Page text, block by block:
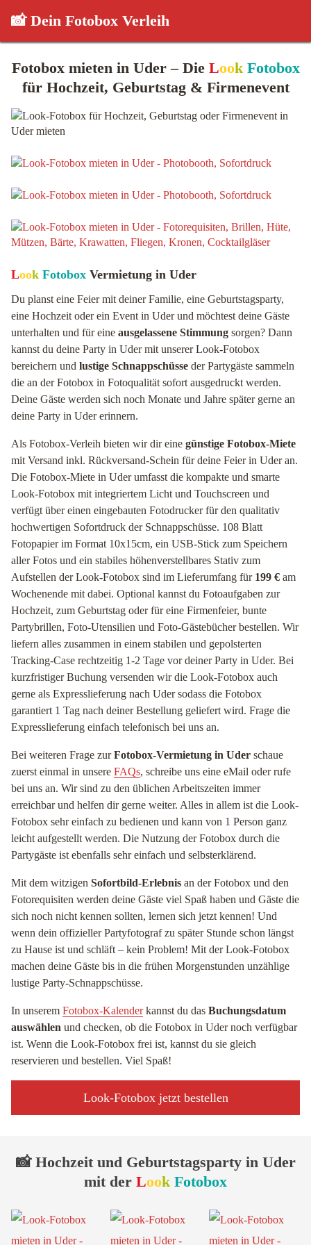
📸 Dein Fotobox Verleih
Fotobox mieten in Uder – Die Look Fotobox
für Hochzeit, Geburtstag & Firmenevent
Look Fotobox Vermietung in Uder
Du planst eine Feier mit deiner Familie, eine Geburtstagsparty,
eine Hochzeit oder ein Event in Uder und möchtest deine Gäste
unterhalten und für eine ausgelassene Stimmung sorgen? Dann
kannst du deine Party in Uder mit unserer Look-Fotobox
bereichern und lustige Schnappschüsse der Partygäste sammeln
die an der Fotobox in Fotoqualität sofort ausgedruckt werden.
Deine Gäste werden sich noch Monate und Jahre später gerne an
deine Party in Uder erinnern.
Als Fotobox-Verleih bieten wir dir eine günstige Fotobox-Miete
mit Versand inkl. Rückversand-Schein für deine Feier in Uder an.
Die Fotobox-Miete in Uder umfasst die kompakte und smarte
Look-Fotobox mit integriertem Licht und Touchscreen und
verfügt über einen eingebauten Fotodrucker für den qualitativ
hochwertigen Sofortdruck der Schnappschüsse. 108 Blatt
Fotopapier im Format 10x15cm, ein USB-Stick zum Speichern
aller Fotos und ein stabiles höhenverstellbares Stativ zum
Aufstellen der Look-Fotobox sind im Lieferumfang für 199 € am
Wochenende mit dabei. Optional kannst du Fotoaufgaben zur
Hochzeit, zum Geburtstag oder für eine Firmenfeier, bunte
Partybrillen, Foto-Utensilien und Foto-Gästebücher bestellen. Wir
liefern alles zusammen in einem stabilen und gepolsterten
Tracking-Case rechtzeitig 1-2 Tage vor deiner Party in Uder. Bei
kurzfristiger Buchung versenden wir die Look-Fotobox auch
gerne als Expresslieferung nach Uder sodass die Fotobox
garantiert 1 Tag nach deiner Bestellung geliefert wird. Frage die
Expresslieferung einfach telefonisch bei uns an.
Bei weiteren Frage zurFotobox-Vermietung in Uder schaue
zuerst einmal in unsere FAQs, schreibe uns eine eMail oder rufe
bei uns an. Wir sind zu den üblichen Arbeitszeiten immer
erreichbar und helfen dir gerne weiter. Alles in allem ist die Look-
Fotobox sehr einfach zu bedienen und kann von 1 Person ganz
leicht aufgestellt werden. Die Nutzung der Fotobox durch die
Partygäste ist ebenfalls sehr einfach und selbsterklärend.
Mit dem witzigen Sofortbild-Erlebnis an der Fotobox und den
Fotorequisiten werden deine Gäste viel Spaß haben und Gäste die
sich noch nicht kennen sollten, lernen sich jetzt kennen! Und
wenn dein offizieller Partyfotograf zu später Stunde schon längst
zu Hause ist und schläft – kein Problem! Mit der Look-Fotobox
machen deine Gäste bis in die frühen Morgenstunden unzählige
lustige Party-Schnappschüsse.
In unserem Fotobox-Kalenderkannst du das Buchungsdatum
auswählen und checken, ob die Fotobox in Uder noch verfügbar
ist. Wenn die Look-Fotobox frei ist, kannst du sie gleich
reservieren und bestellen. Viel Spaß!
Look-Fotobox jetzt bestellen
📸 Hochzeit und Geburtstagsparty in Uder
mit der Look Fotobox